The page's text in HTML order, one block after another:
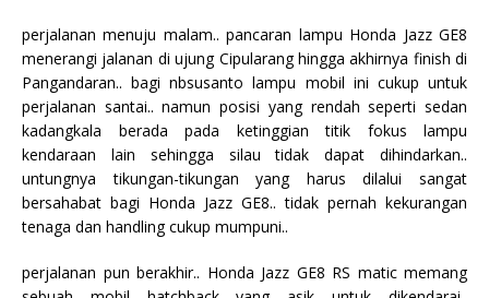
perjalanan menuju malam.. pancaran lampu Honda Jazz GE8
menerangi jalanan di ujung Cipularang hingga akhirnya finish di
Pangandaran.. bagi nbsusanto lampu mobil ini cukup untuk
perjalanan santai.. namun posisi yang rendah seperti sedan
kadangkala berada pada ketinggian titik fokus lampu
kendaraan lain sehingga silau tidak dapat dihindarkan..
untungnya tikungan-tikungan yang harus dilalui sangat
bersahabat bagi Honda Jazz GE8.. tidak pernah kekurangan
tenaga dan handling cukup mumpuni..
perjalanan pun berakhir.. Honda Jazz GE8 RS matic memang